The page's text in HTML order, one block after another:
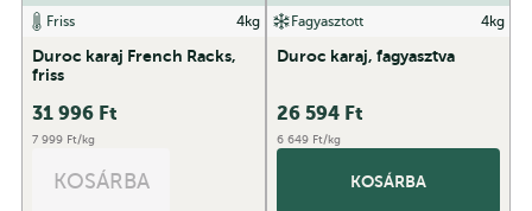
Friss 4kg
Duroc karaj French Racks,
friss
31 996 Ft
7 999 Ft/kg
KOSÁRBA
Fagyasztott 4kg
Duroc karaj, fagyasztva
26 594 Ft
6 649 Ft/kg
KOSÁRBA